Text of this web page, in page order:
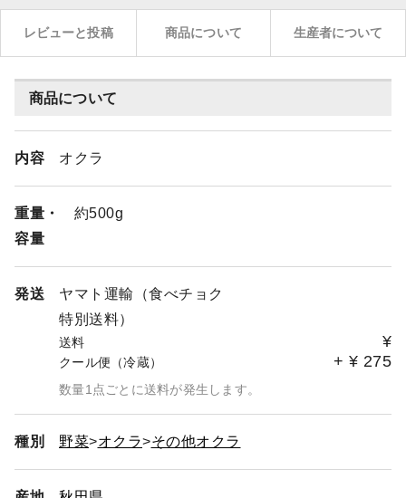
レビューと投稿 商品について 生産者について
商品について
内容 オクラ
重量・
容量
約500g
発送
ヤマト運輸（食べチョク
特別送料）
送料 ¥
クール便（冷蔵） + ¥ 275
数量1点ごとに送料が発生します。
種別 野菜 オクラ その他オクラ